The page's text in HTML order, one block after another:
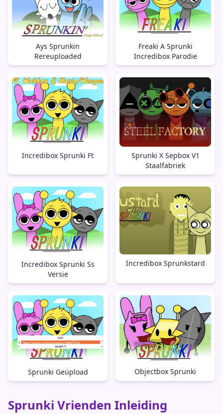
Ays Sprunkin
Rereuploaded
Freaki A Sprunki
Incredibox Parodie
Incredibox Sprunki Ft
Sprunki X Sepbox V1
Staalfabriek
Incredibox Sprunki Ss
Versie
Incredibox Sprunkstard
Sprunki Geüpload Objectbox Sprunki
Sprunki Vrienden Inleiding